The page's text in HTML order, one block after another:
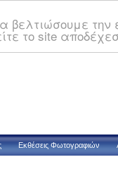
βελτιώσουμε
το site
Εκθέσεις Φωτογραφιών